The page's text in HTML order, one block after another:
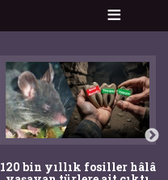
120 bin yıllık fosiller hâlâ